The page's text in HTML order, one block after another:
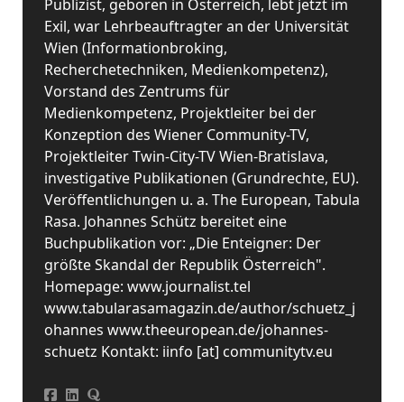
Publizist, geboren in Österreich, lebt jetzt im
Exil, war Lehrbeauftragter an der Universität
Wien (Informationbroking,
Recherchetechniken, Medienkompetenz),
Vorstand des Zentrums für
Medienkompetenz, Projektleiter bei der
Konzeption des Wiener Community-TV,
Projektleiter Twin-City-TV Wien-Bratislava,
investigative Publikationen (Grundrechte, EU).
Veröffentlichungen u. a. The European, Tabula
Rasa. Johannes Schütz bereitet eine
Buchpublikation vor: „Die Enteigner: Der
größte Skandal der Republik Österreich".
Homepage: www.journalist.tel
www.tabularasamagazin.de/author/schuetz_j
ohannes www.theeuropean.de/johannes-
schuetz Kontakt: iinfo [at] communitytv.eu